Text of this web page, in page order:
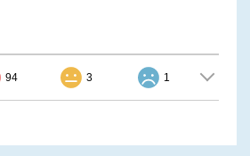
94 3 1